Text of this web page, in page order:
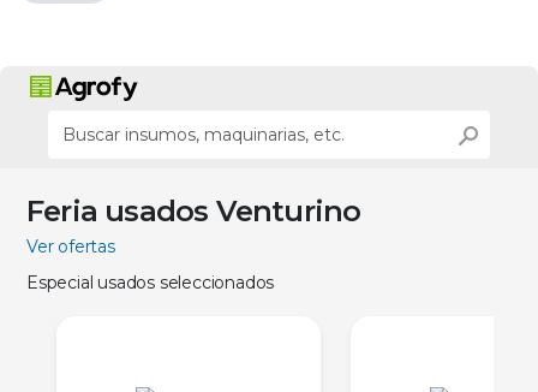
Feria usados Venturino
Ver ofertas
Especial usados seleccionados